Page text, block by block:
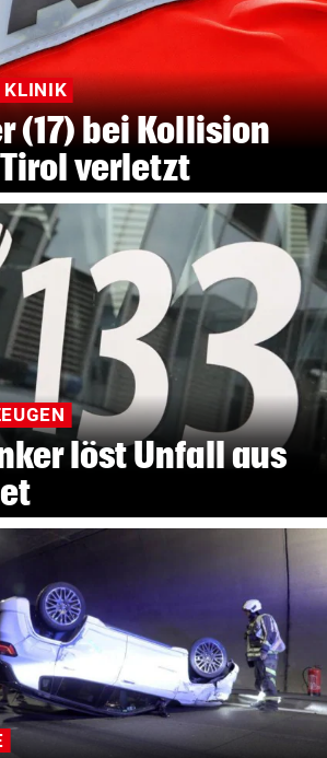
KLINIK
(17) bei Kollision
verletzt
löst Unfall aus